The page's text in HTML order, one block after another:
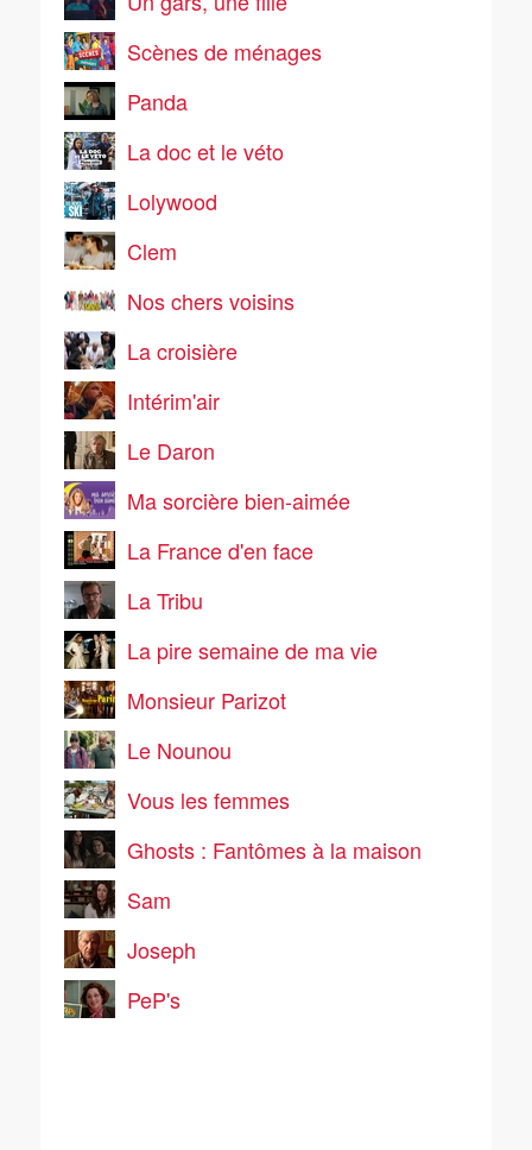
Scènes de ménages
Panda
La doc et le véto
Lolywood
Clem
Nos chers voisins
La croisière
Intérim'air
Le Daron
Ma sorcière bien-aimée
La France d'en face
La Tribu
La pire semaine de ma vie
Monsieur Parizot
Le Nounou
Vous les femmes
Ghosts : Fantômes à la maison
Sam
Joseph
PeP's